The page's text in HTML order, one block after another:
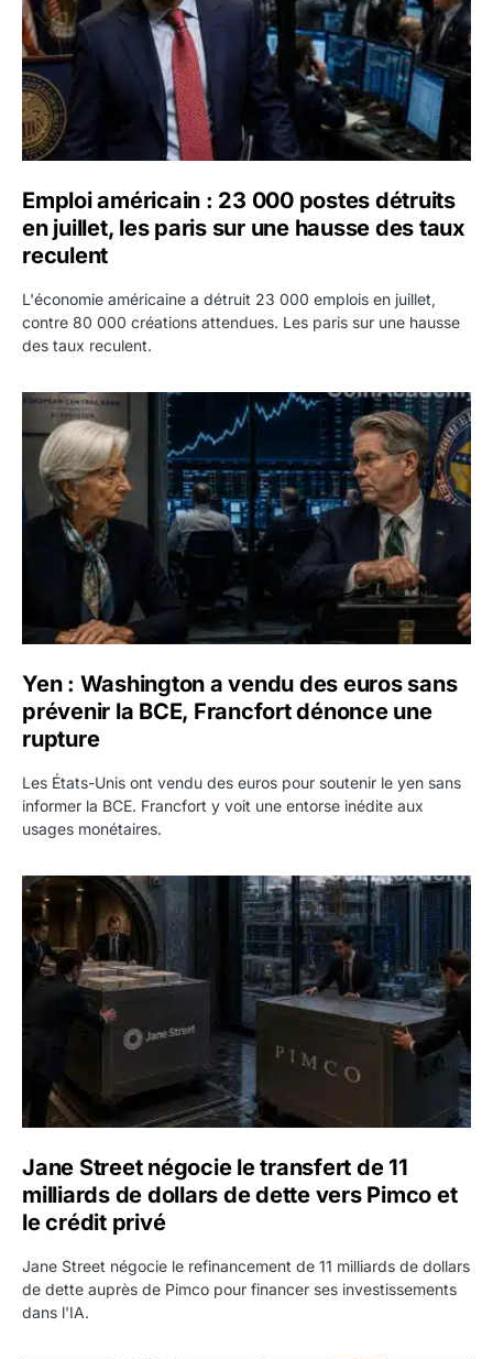
Emploi américain : 23 000 postes détruits
en juillet, les paris sur une hausse des taux
reculent
L'économie américaine a détruit 23 000 emplois en juillet,
contre 80 000 créations attendues. Les paris sur une hausse
des taux reculent.
Yen : Washington a vendu des euros sans prévenir la
Yen : Washington a vendu des euros sans
prévenir la BCE, Francfort dénonce une
rupture
Les États-Unis ont vendu des euros pour soutenir le yen sans
informer la BCE. Francfort y voit une entorse inédite aux
usages monétaires.
Jane Street négocie le transfert de 11 milliards de
Jane Street négocie le transfert de 11
milliards de dollars de dette vers Pimco et
le crédit privé
Jane Street négocie le refinancement de 11 milliards de dollars
de dette auprès de Pimco pour financer ses investissements
dans l'IA.